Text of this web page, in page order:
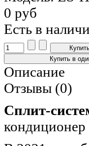
0 руб
Есть в
Описание
Отзывы (0)
Сплит-
кондиционер